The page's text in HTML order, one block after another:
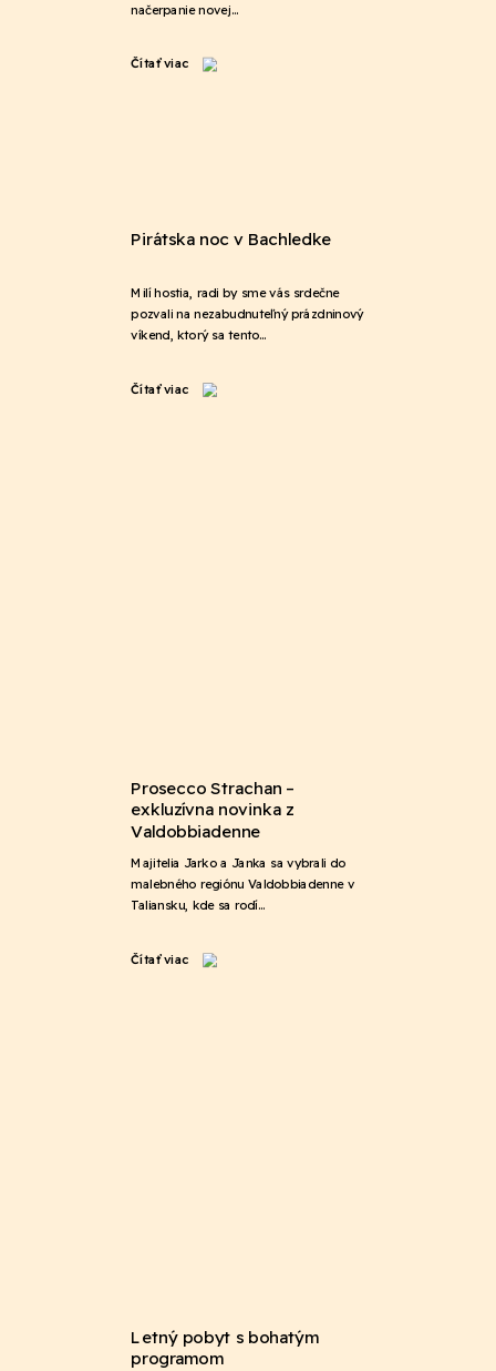
načerpanie novej…
Čítať viac
Pirátska noc v Bachledke
Milí hostia, radi by sme vás srdečne
pozvali na nezabudnuteľný prázdninový
víkend, ktorý sa tento…
Čítať viac
Prosecco Strachan –
exkluzívna novinka z
Valdobbiadenne
Majitelia Jarko a Janka sa vybrali do
malebného regiónu Valdobbiadenne v
Taliansku, kde sa rodí…
Čítať viac
Letný pobyt s bohatým
programom